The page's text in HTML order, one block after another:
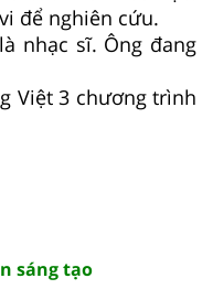
để nghiên cứu.
nhạc sĩ. Ông đang
Việt 3 chương trình
sáng tạo